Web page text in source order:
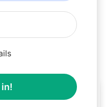
Writing
February 25, 2024
49
en un Clic